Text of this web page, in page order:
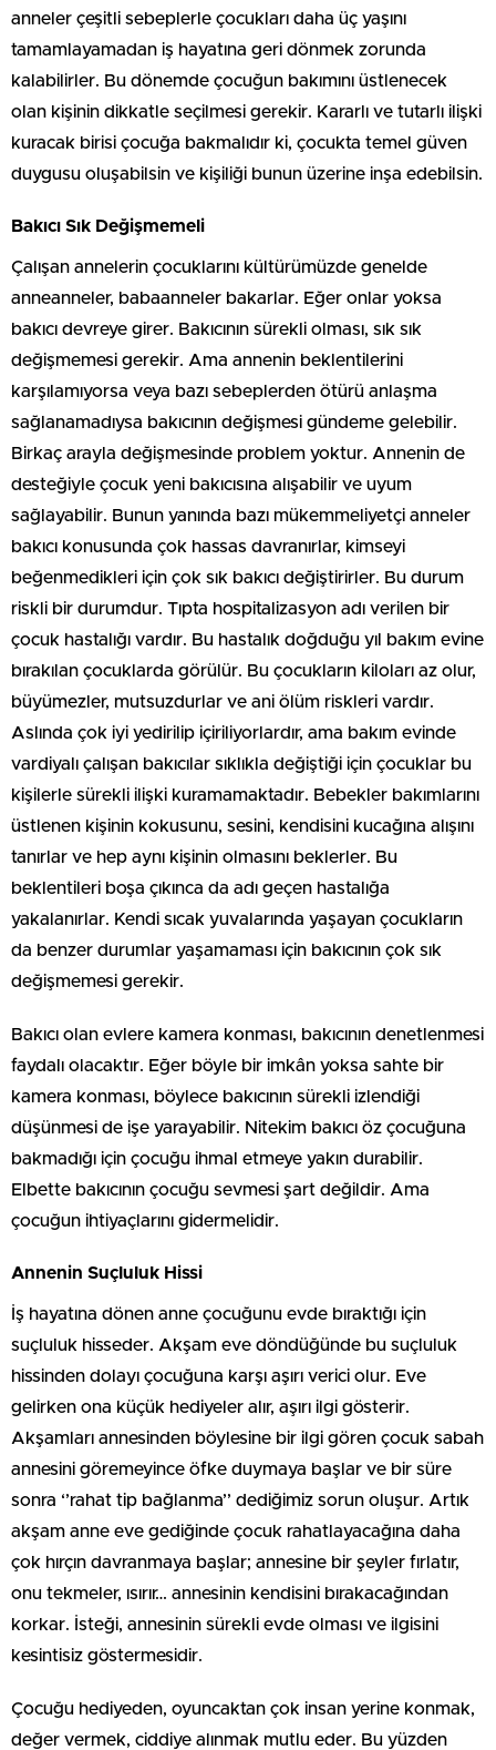
anneler çeşitli sebeplerle çocukları daha üç yaşını
tamamlayamadan iş hayatına geri dönmek zorunda
kalabilirler. Bu dönemde çocuğun bakımını üstlenecek
olan kişinin dikkatle seçilmesi gerekir. Kararlı ve tutarlı ilişki
kuracak birisi çocuğa bakmalıdır ki, çocukta temel güven
duygusu oluşabilsin ve kişiliği bunun üzerine inşa edebilsin.
Bakıcı Sık Değişmemeli
Çalışan annelerin çocuklarını kültürümüzde genelde
anneanneler, babaanneler bakarlar. Eğer onlar yoksa
bakıcı devreye girer. Bakıcının sürekli olması, sık sık
değişmemesi gerekir. Ama annenin beklentilerini
karşılamıyorsa veya bazı sebeplerden ötürü anlaşma
sağlanamadıysa bakıcının değişmesi gündeme gelebilir.
Birkaç arayla değişmesinde problem yoktur. Annenin de
desteğiyle çocuk yeni bakıcısına alışabilir ve uyum
sağlayabilir. Bunun yanında bazı mükemmeliyetçi anneler
bakıcı konusunda çok hassas davranırlar, kimseyi
beğenmedikleri için çok sık bakıcı değiştirirler. Bu durum
riskli bir durumdur. Tıpta hospitalizasyon adı verilen bir
çocuk hastalığı vardır. Bu hastalık doğduğu yıl bakım evine
bırakılan çocuklarda görülür. Bu çocukların kiloları az olur,
büyümezler, mutsuzdurlar ve ani ölüm riskleri vardır.
Aslında çok iyi yedirilip içiriliyorlardır, ama bakım evinde
vardiyalı çalışan bakıcılar sıklıkla değiştiği için çocuklar bu
kişilerle sürekli ilişki kuramamaktadır. Bebekler bakımlarını
üstlenen kişinin kokusunu, sesini, kendisini kucağına alışını
tanırlar ve hep aynı kişinin olmasını beklerler. Bu
beklentileri boşa çıkınca da adı geçen hastalığa
yakalanırlar. Kendi sıcak yuvalarında yaşayan çocukların
da benzer durumlar yaşamaması için bakıcının çok sık
değişmemesi gerekir.
Bakıcı olan evlere kamera konması, bakıcının denetlenmesi
faydalı olacaktır. Eğer böyle bir imkân yoksa sahte bir
kamera konması, böylece bakıcının sürekli izlendiği
düşünmesi de işe yarayabilir. Nitekim bakıcı öz çocuğuna
bakmadığı için çocuğu ihmal etmeye yakın durabilir.
Elbette bakıcının çocuğu sevmesi şart değildir. Ama
çocuğun ihtiyaçlarını gidermelidir.
Annenin Suçluluk Hissi
İş hayatına dönen anne çocuğunu evde bıraktığı için
suçluluk hisseder. Akşam eve döndüğünde bu suçluluk
hissinden dolayı çocuğuna karşı aşırı verici olur. Eve
gelirken ona küçük hediyeler alır, aşırı ilgi gösterir.
Akşamları annesinden böylesine bir ilgi gören çocuk sabah
annesini göremeyince öfke duymaya başlar ve bir süre
sonra ‘’rahat tip bağlanma’’ dediğimiz sorun oluşur. Artık
akşam anne eve gediğinde çocuk rahatlayacağına daha
çok hırçın davranmaya başlar; annesine bir şeyler fırlatır,
onu tekmeler, ısırır… annesinin kendisini bırakacağından
korkar. İsteği, annesinin sürekli evde olması ve ilgisini
kesintisiz göstermesidir.
Çocuğu hediyeden, oyuncaktan çok insan yerine konmak,
değer vermek, ciddiye alınmak mutlu eder. Bu yüzden